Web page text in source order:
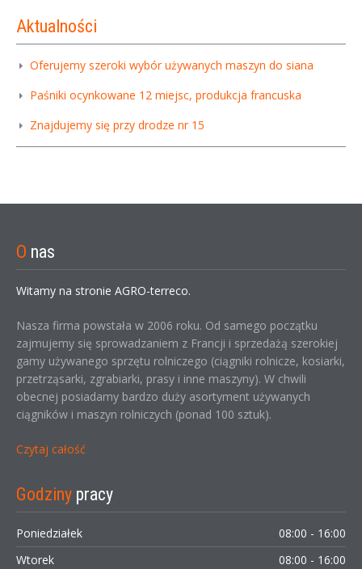
Aktualności
Oferujemy szeroki wybór używanych maszyn do siana
Paśniki ocynkowane 12 miejsc, produkcja francuska
Znajdujemy się przy drodze nr 15
O nas
Witamy na stronie AGRO-terreco.
Nasza firma powstała w 2006 roku. Od samego początku
zajmujemy się sprowadzaniem z Francji i sprzedażą szerokiej
gamy używanego sprzętu rolniczego (ciągniki rolnicze, kosiarki,
przetrząsarki, zgrabiarki, prasy i inne maszyny). W chwili
obecnej posiadamy bardzo duży asortyment używanych
ciągników i maszyn rolniczych (ponad 100 sztuk).
Czytaj całość
Godziny pracy
Poniedziałek
08:00 - 16:00
Wtorek
08:00 - 16:00